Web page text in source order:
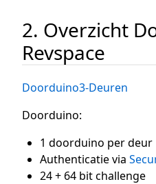
2. Overzicht
Revspace
Doorduino3-Deuren
Doorduino:
1 doorduino per deur
Authenticatie via
24 + 64 bit challenge